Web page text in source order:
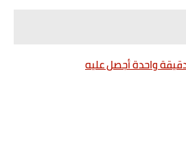
واحدة أجصل عليه